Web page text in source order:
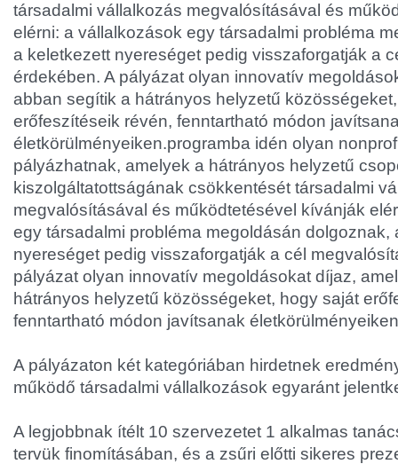
társadalmi vállalkozás megvalósításával és
elérni: a vállalkozások egy társadalmi probléma
a keletkezett nyereséget pedig visszaforgatják a
érdekében. A pályázat olyan innovatív
abban segítik a hátrányos helyzetű
erőfeszítéseik révén, fenntartható módon
életkörülményeiken.programba idén olyan
pályázhatnak, amelyek a hátrányos helyzetű
kiszolgáltatottságának csökkentését társadalmi
megvalósításával és működtetésével kívánják
egy társadalmi probléma megoldásán dolgoznak,
nyereséget pedig visszaforgatják a cél
pályázat olyan innovatív megoldásokat díjaz,
hátrányos helyzetű közösségeket, hogy saját
fenntartható módon javítsanak
A pályázaton két kategóriában hirdetnek
működő társadalmi vállalkozások egyaránt
A legjobbnak ítélt 10 szervezetet 1 alkalmas
tervük finomításában, és a zsűri előtti sikeres